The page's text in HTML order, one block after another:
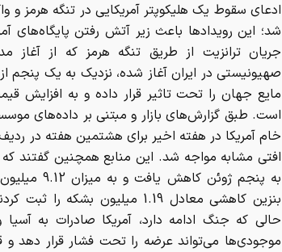
ادعای سقوط یک هلیکوپتر آمریکایی در تنگه هرمز و
شد؛ این رویدادها باعث زیر آتش رفتن
جریان ترانزیت از طریق تنگه هرمز که از آغاز
صهیونیستی در ایران آغاز شده، نزدیک به یک پنجم
مایع جهان را تحت تاثیر قرار داده و به افزایش
است. طبق گزارش‌های بازار و مبتنی بر داده‌های
خام آمریکا در هفته اخیر برای هشتمین هفته در ردیف
افتی مشابه مواجه شد. این منابع همچنین گفتند
به پنجم
بنزین کاهشی معادل 1.19 میلیون
حالی که جنگ ادامه دارد، آمریکا صادرات به
موجودی‌ها می‌تواند عرضه را تحت فشار قرار دهد و